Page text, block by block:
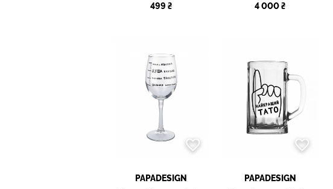
499 ₴
4 000 ₴
PAPADESIGN
PAPADESIGN